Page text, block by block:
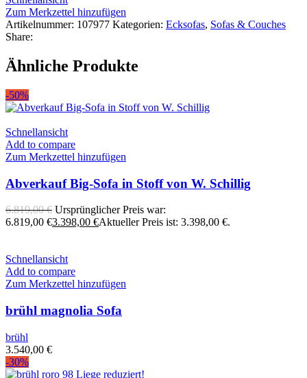
Zum Merkzettel hinzufügen
Artikelnummer: 107977 Kategorien: Ecksofas, Sofas & Couches
Share:
Ähnliche Produkte
-50%
Schnellansicht
Add to compare
Zum Merkzettel hinzufügen
Abverkauf Big-Sofa in Stoff von W. Schillig
6.819,00€ Ursprünglicher Preis war:
6.819,00 €3.398,00 €Aktueller Preis ist: 3.398,00 €.
Schnellansicht
Add to compare
Zum Merkzettel hinzufügen
brühl magnolia Sofa
brühl
3.540,00 €
-30%